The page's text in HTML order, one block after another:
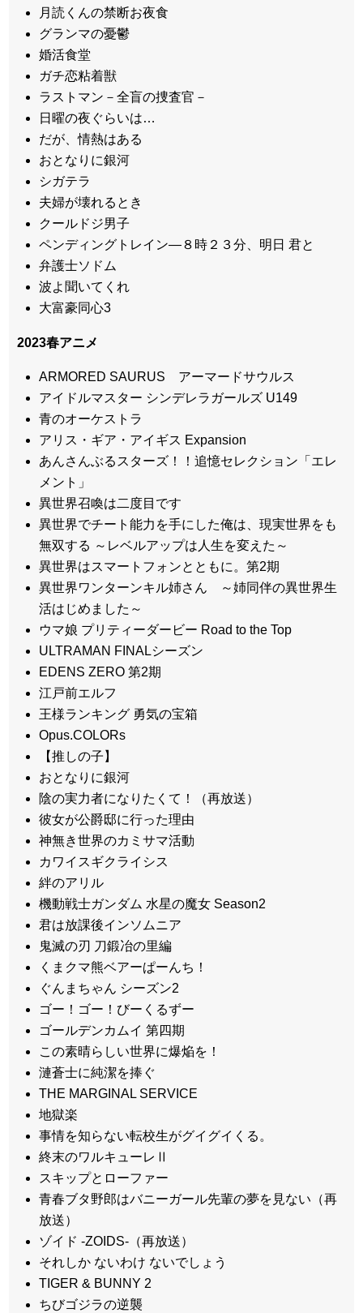
月読くんの禁断お夜食
グランマの憂鬱
婚活食堂
ガチ恋粘着獣
ラストマン－全盲の捜査官－
日曜の夜ぐらいは…
だが、情熱はある
おとなりに銀河
シガテラ
夫婦が壊れるとき
クールドジ男子
ペンディングトレイン―８時２３分、明日 君と
弁護士ソドム
波よ聞いてくれ
大富豪同心3
2023春アニメ
ARMORED SAURUS アーマードサウルス
アイドルマスター シンデレラガールズ U149
青のオーケストラ
アリス・ギア・アイギス Expansion
あんさんぶるスターズ！！追憶セレクション「エレ
メント」
異世界召喚は二度目です
異世界でチート能力を手にした俺は、現実世界をも
無双する ～レベルアップは人生を変えた～
異世界はスマートフォンとともに。第2期
異世界ワンターンキル姉さん ～姉同伴の異世界生
活はじめました～
ウマ娘 プリティーダービー Road to the Top
ULTRAMAN FINALシーズン
EDENS ZERO 第2期
江戸前エルフ
王様ランキング 勇気の宝箱
Opus.COLORs
【推しの子】
おとなりに銀河
陰の実力者になりたくて！（再放送）
彼女が公爵邸に行った理由
神無き世界のカミサマ活動
カワイスギクライシス
絆のアリル
機動戦士ガンダム 水星の魔女 Season2
君は放課後インソムニア
鬼滅の刃 刀鍛冶の里編
くまクマ熊ベアーぱーんち！
ぐんまちゃん シーズン2
ゴー！ゴー！びーくるずー
ゴールデンカムイ 第四期
この素晴らしい世界に爆焔を！
漣蒼士に純潔を捧ぐ
THE MARGINAL SERVICE
地獄楽
事情を知らない転校生がグイグイくる。
終末のワルキューレⅡ
スキップとローファー
青春ブタ野郎はバニーガール先輩の夢を見ない（再
放送）
ゾイド -ZOIDS-（再放送）
それしか ないわけ ないでしょう
TIGER & BUNNY 2
ちびゴジラの逆襲